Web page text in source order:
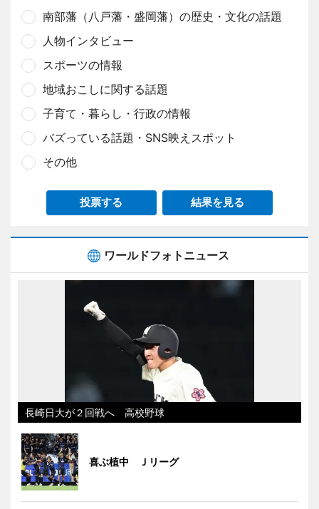
南部藩（八戸藩・盛岡藩）の歴史・文化の話題
人物インタビュー
スポーツの情報
地域おこしに関する話題
子育て・暮らし・行政の情報
バズっている話題・SNS映えスポット
その他
投票する 結果を見る
ワールドフォトニュース
長崎日大が２回戦へ 高校野球
喜ぶ植中 Ｊリーグ